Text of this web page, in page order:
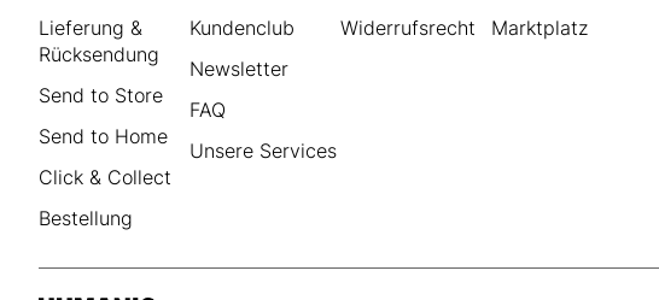
Lieferung &
Rücksendung
Send to Store
Send to Home
Click & Collect
Bestellung
Kundenclub
Newsletter
FAQ
Unsere Services
Widerrufsrecht
Marktplatz